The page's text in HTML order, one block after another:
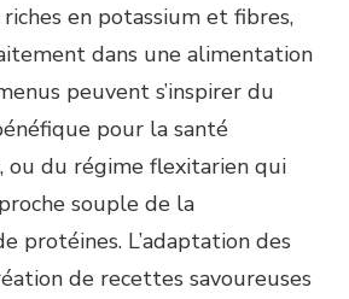
en potassium et fibres,
dans une alimentation
peuvent s’inspirer du
pour la santé
ou du régime flexitarien qui
souple de la
protéines. L’adaptation des
de recettes savoureuses